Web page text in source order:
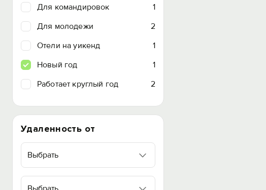
Для командировок
1
Для молодежи
2
Отели на уикенд
1
Новый год
1
Работает круглый год
2
Удаленность от
Выбрать